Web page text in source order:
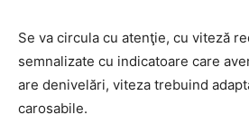
Se va circula cu atenţie, cu viteză
semnalizate cu indicatoare care
are denivelări, viteza trebuind
carosabile.